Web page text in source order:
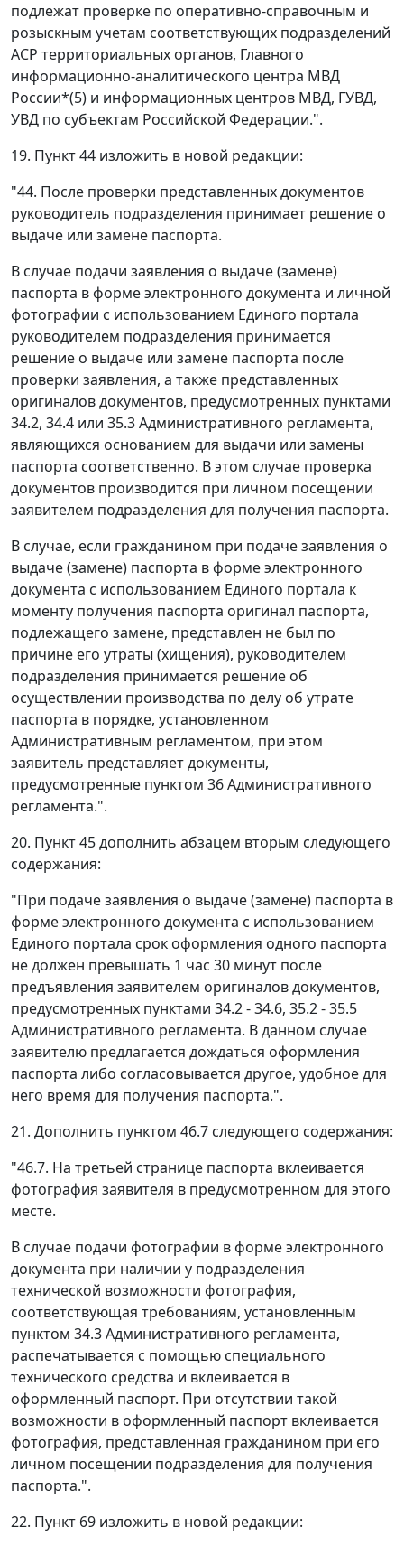
подлежат проверке по оперативно-справочным и
розыскным учетам соответствующих подразделений
АСР территориальных органов, Главного
информационно-аналитического центра МВД
России*(5) и информационных центров МВД, ГУВД,
УВД по субъектам Российской Федерации.".
19. Пункт 44 изложить в новой редакции:
"44. После проверки представленных документов
руководитель подразделения принимает решение о
выдаче или замене паспорта.
В случае подачи заявления о выдаче (замене)
паспорта в форме электронного документа и личной
фотографии с использованием Единого портала
руководителем подразделения принимается
решение о выдаче или замене паспорта после
проверки заявления, а также представленных
оригиналов документов, предусмотренных пунктами
34.2, 34.4 или 35.3 Административного регламента,
являющихся основанием для выдачи или замены
паспорта соответственно. В этом случае проверка
документов производится при личном посещении
заявителем подразделения для получения паспорта.
В случае, если гражданином при подаче заявления о
выдаче (замене) паспорта в форме электронного
документа с использованием Единого портала к
моменту получения паспорта оригинал паспорта,
подлежащего замене, представлен не был по
причине его утраты (хищения), руководителем
подразделения принимается решение об
осуществлении производства по делу об утрате
паспорта в порядке, установленном
Административным регламентом, при этом
заявитель представляет документы,
предусмотренные пунктом 36 Административного
регламента.".
20. Пункт 45 дополнить абзацем вторым следующего
содержания:
"При подаче заявления о выдаче (замене) паспорта в
форме электронного документа с использованием
Единого портала срок оформления одного паспорта
не должен превышать 1 час 30 минут после
предъявления заявителем оригиналов документов,
предусмотренных пунктами 34.2 - 34.6, 35.2 - 35.5
Административного регламента. В данном случае
заявителю предлагается дождаться оформления
паспорта либо согласовывается другое, удобное для
него время для получения паспорта.".
21. Дополнить пунктом 46.7 следующего содержания:
"46.7. На третьей странице паспорта вклеивается
фотография заявителя в предусмотренном для этого
месте.
В случае подачи фотографии в форме электронного
документа при наличии у подразделения
технической возможности фотография,
соответствующая требованиям, установленным
пунктом 34.3 Административного регламента,
распечатывается с помощью специального
технического средства и вклеивается в
оформленный паспорт. При отсутствии такой
возможности в оформленный паспорт вклеивается
фотография, представленная гражданином при его
личном посещении подразделения для получения
паспорта.".
22. Пункт 69 изложить в новой редакции: